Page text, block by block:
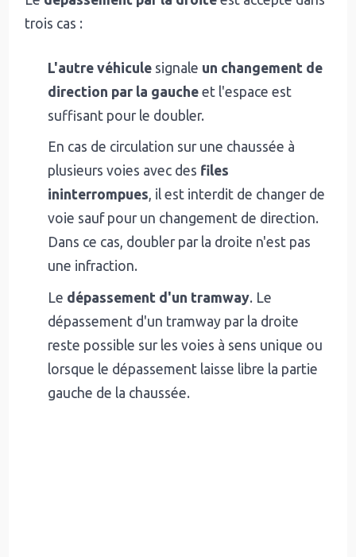
trois cas :
L'autre véhicule signale un changement de
direction par la gauche et l'espace est
suffisant pour le doubler.
En cas de circulation sur une chaussée à
plusieurs voies avec des files
ininterrompues, il est interdit de changer de
voie sauf pour un changement de direction.
Dans ce cas, doubler par la droite n'est pas
une infraction.
Le dépassement d'un tramway. Le
dépassement d'un tramway par la droite
reste possible sur les voies à sens unique ou
lorsque le dépassement laisse libre la partie
gauche de la chaussée.